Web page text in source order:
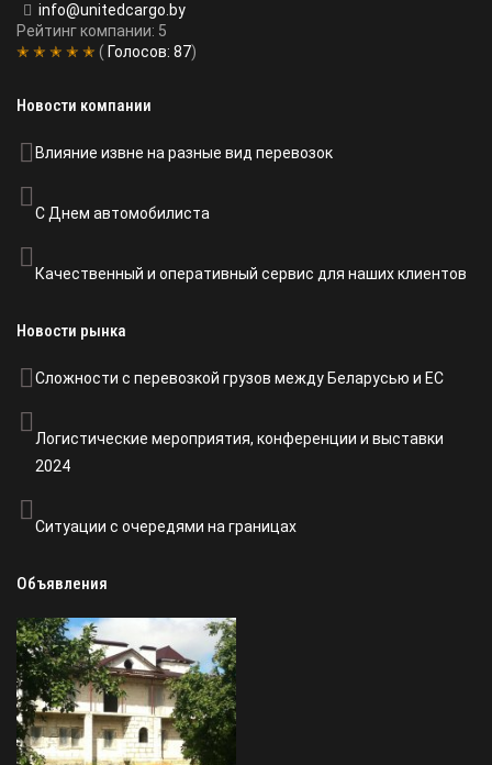
info@unitedcargo.by
Рейтинг компании: 5
✭ ✭ ✭ ✭ ✭ ( Голосов: 87)
Новости компании
Влияние извне на разные вид перевозок
С Днем автомобилиста
Качественный и оперативный сервис для наших клиентов
Новости рынка
Сложности с перевозкой грузов между Беларусью и ЕС
Логистические мероприятия, конференции и выставки
2024
Ситуации с очередями на границах
Объявления